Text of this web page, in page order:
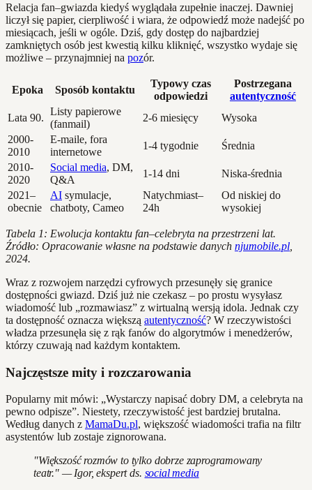
Relacja fan–gwiazda kiedyś wyglądała zupełnie inaczej. Dawniej
liczył się papier, cierpliwość i wiara, że odpowiedź może nadejść po
miesiącach, jeśli w ogóle. Dziś, gdy dostęp do najbardziej
zamkniętych osób jest kwestią kilku kliknięć, wszystko wydaje się
możliwe – przynajmniej na pozór.
Epoka Sposób kontaktu
Typowy czas
odpowiedzi
Postrzegana
autentyczność
Lata 90.
Listy papierowe
(fanmail)
2-6 miesięcy
Wysoka
2000-
2010
E-maile, fora
internetowe
1-4 tygodnie
Średnia
2010-
2020
Social media, DM,
Q&A
1-14 dni
Niska-średnia
2021–
obecnie
AI symulacje,
chatboty, Cameo
Natychmiast–
24h
Od niskiej do
wysokiej
Tabela 1: Ewolucja kontaktu fan–celebryta na przestrzeni lat.
Źródło: Opracowanie własne na podstawie danych njumobile.pl
2024.
Wraz z rozwojem narzędzi cyfrowych przesunęły się granice
dostępności gwiazd. Dziś już nie czekasz – po prostu wysyłasz
wiadomość lub „rozmawiasz” z wirtualną wersją idola. Jednak czy
ta dostępność oznacza większą autentyczność? W rzeczywistości
władza przesunęła się z rąk fanów do algorytmów i menedżerów,
którzy czuwają nad każdym kontaktem.
Najczęstsze mity i rozczarowania
Popularny mit mówi: „Wystarczy napisać dobry DM, a celebryta na
pewno odpisze”. Niestety, rzeczywistość jest bardziej brutalna.
Według danych z MamaDu.pl, większość wiadomości trafia na filtr
asystentów lub zostaje zignorowana.
"Większość rozmów to tylko dobrze zaprogramowany
teatr." — Igor, ekspert ds. social media